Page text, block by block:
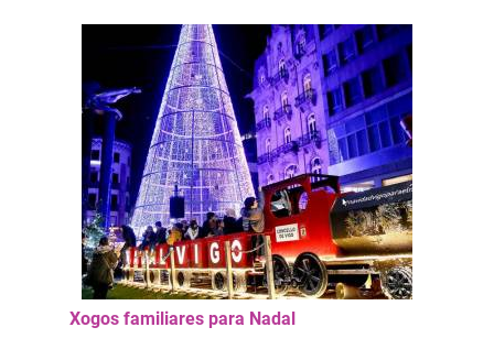
Xogos familiares para Nadal